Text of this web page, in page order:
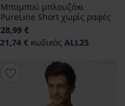
Μπαμπού μπλουζάκι
PureLine Short χωρίς ραφές
28,99 €
21,74 € κωδικός ALL25